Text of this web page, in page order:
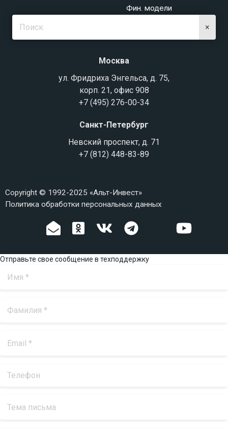
Фин. модели
×
Москва
ул. Фридриха Энгельса, д. 75,
корп. 21, офис 908
+7 (495) 276-00-34
Санкт-Петербург
Невский проспект, д. 71
+7 (812) 448-83-89
Copyright © 1992-2025 «Альт-Инвест»
Политика обработки персональных данных
Отправьте свое сообщение в техподдержку